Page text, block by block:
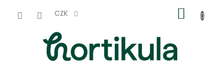
CZK
KOŠÍK